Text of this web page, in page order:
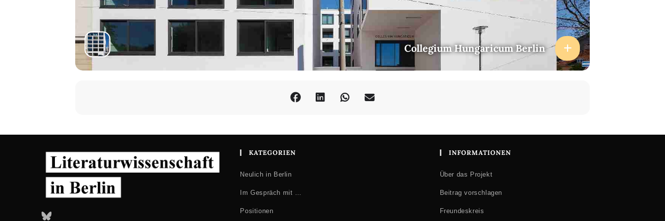
Collegium Hungaricum Berlin
Bluesky
KATEGORIEN
Neulich in Berlin
Im Gespräch mit …
Positionen
INFORMATIONEN
Über das Projekt
Beitrag vorschlagen
Freundeskreis